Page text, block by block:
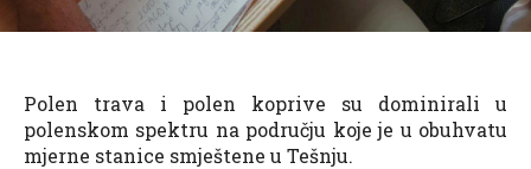
Polen trava i polen koprive su dominirali u
polenskom spektru na području koje je u obuhvatu
mjerne stanice smještene u Tešnju.